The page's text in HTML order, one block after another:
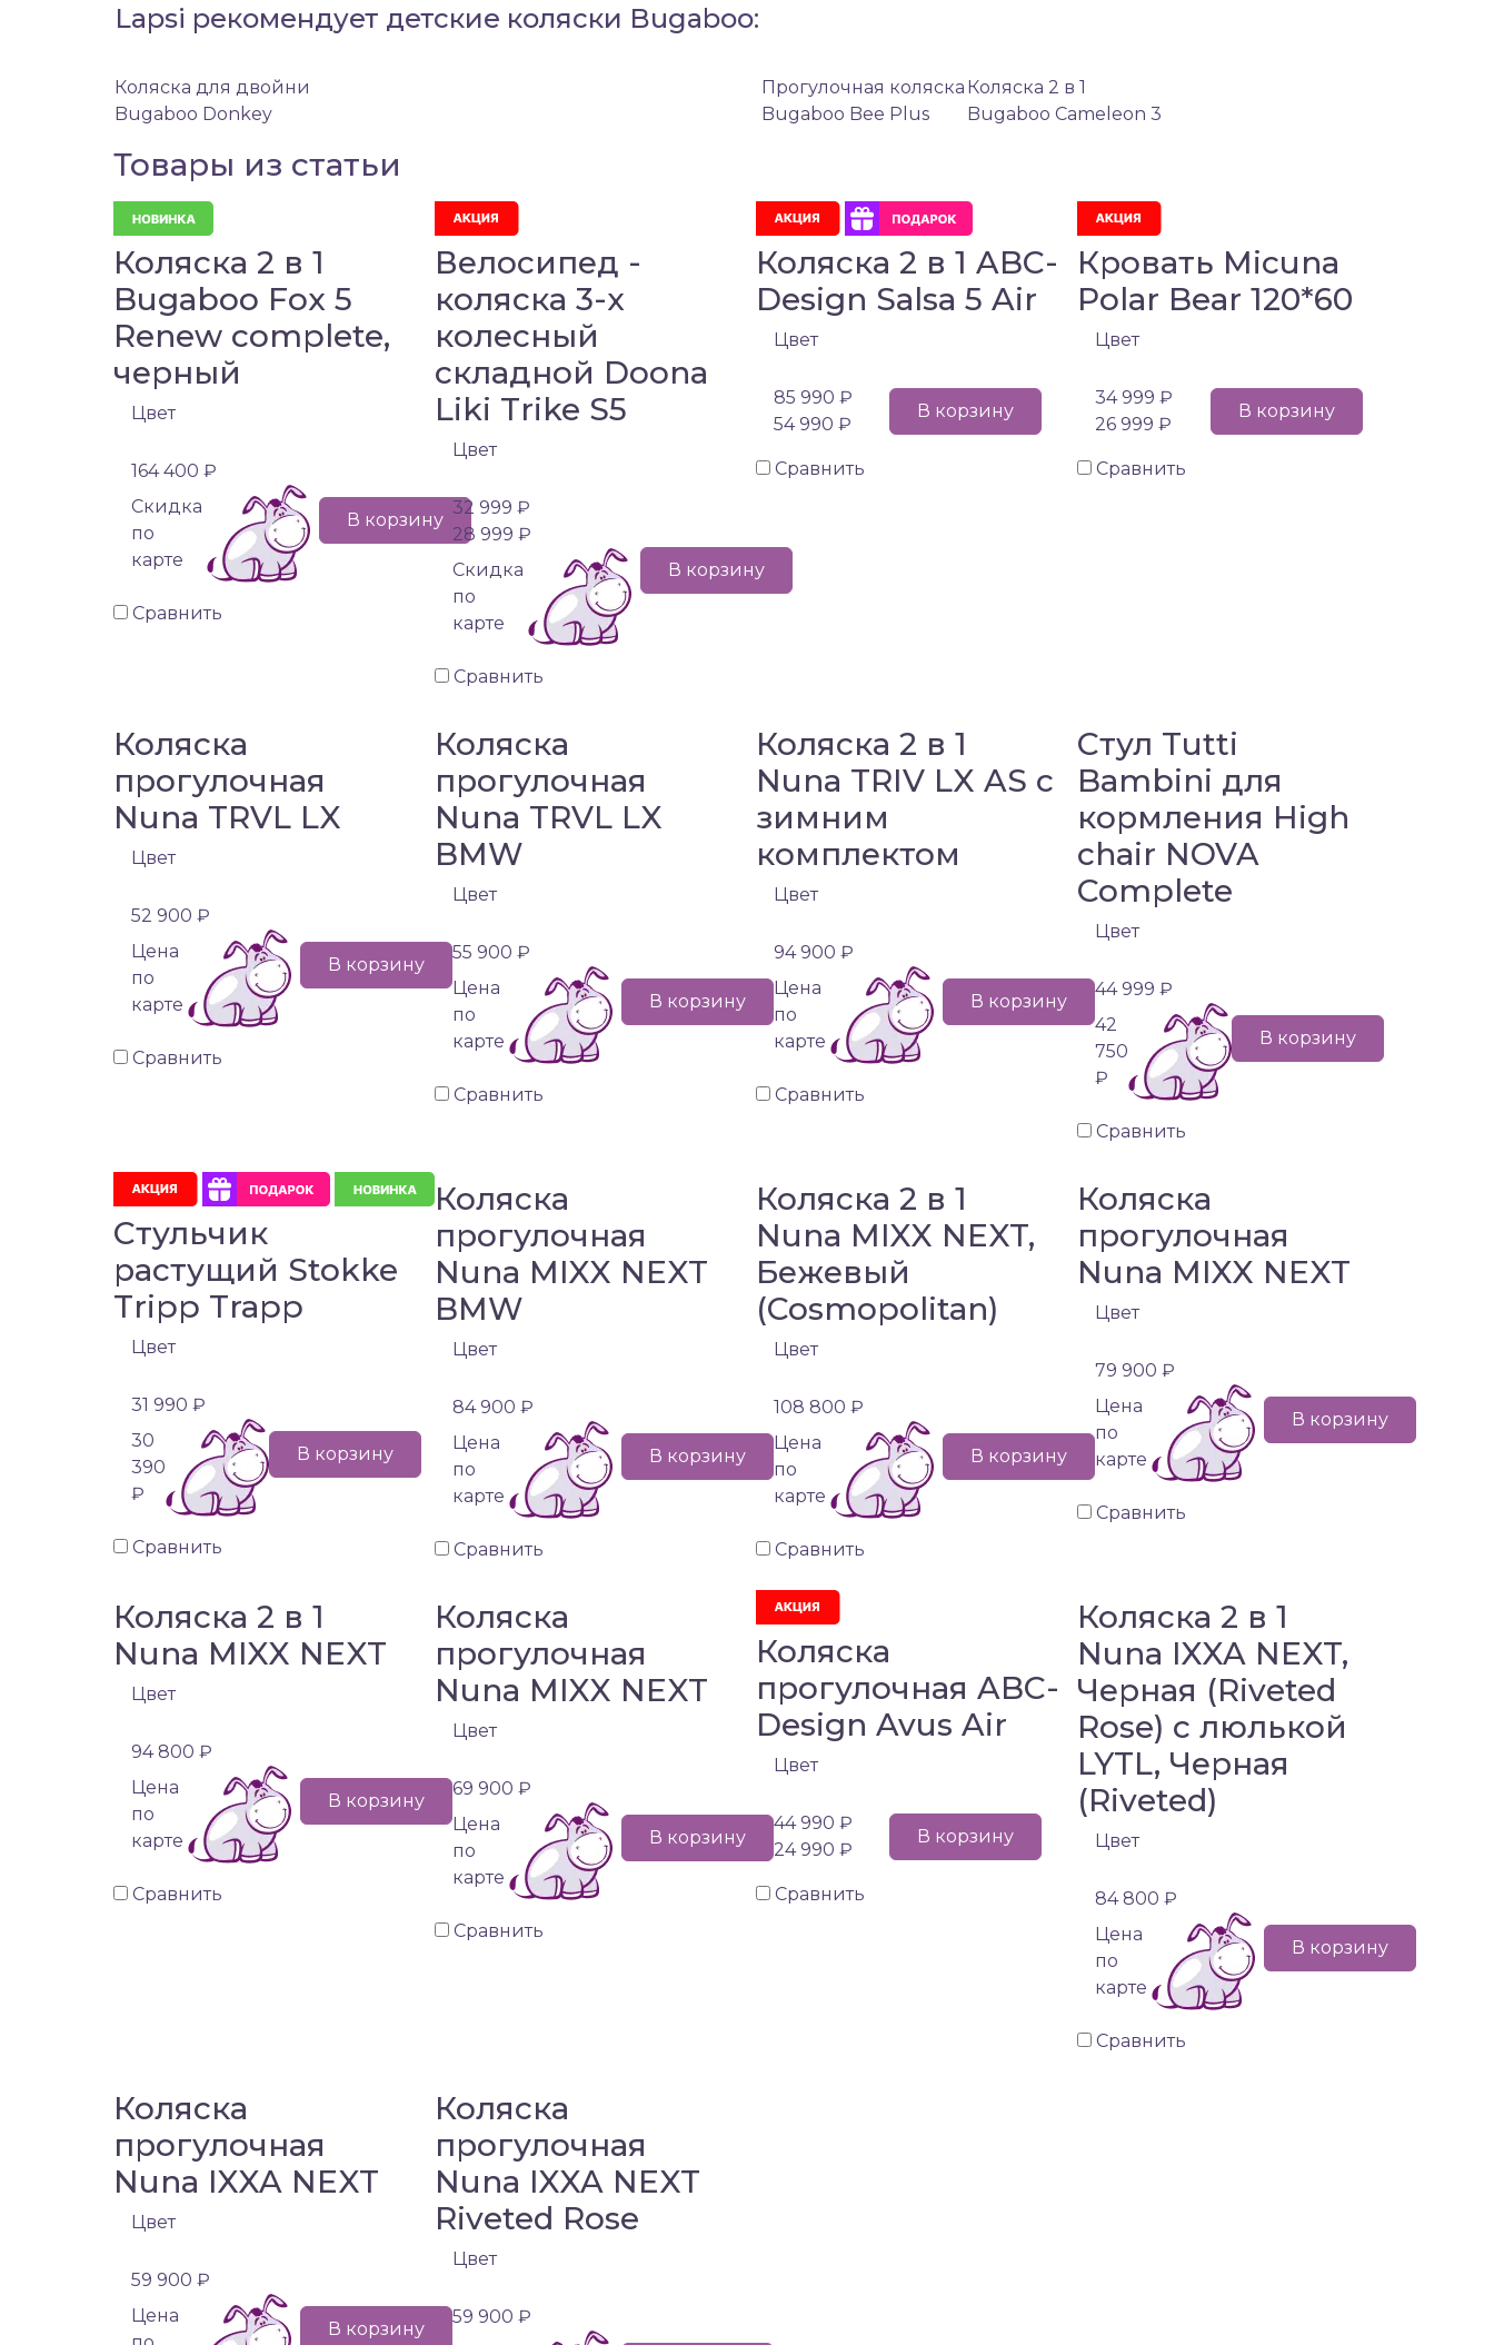
Lapsi рекомендует детские коляски Bugaboo:
Коляска для двойни
Bugaboo Donkey
Прогулочная коляска
Bugaboo Bee Plus
Коляска 2 в 1
Bugaboo Cameleon 3
Товары из статьи
Коляска 2 в 1
Bugaboo Fox 5
Renew complete,
черный
Цвет
164 400 ₽
Cкидка
по
карте
В корзину
Сравнить
Велосипед -
коляска 3-х
колесный
складной Doona
Liki Trike S5
Цвет
32 999 ₽
28 999 ₽
Cкидка
по
карте
В корзину
Сравнить
Коляска 2 в 1 ABC-
Design Salsa 5 Air
Цвет
85 990 ₽
54 990 ₽
В корзину
Сравнить
Кровать Micuna
Polar Bear 120*60
Цвет
34 999 ₽
26 999 ₽
В корзину
Сравнить
Коляска
прогулочная
Nuna TRVL LX
Цвет
52 900 ₽
Цена
по
карте
В корзину
Сравнить
Коляска
прогулочная
Nuna TRVL LX
BMW
Цвет
55 900 ₽
Цена
по
карте
В корзину
Сравнить
Коляска 2 в 1
Nuna TRIV LX AS с
зимним
комплектом
Цвет
94 900 ₽
Цена
по
карте
В корзину
Сравнить
Стул Tutti
Bambini для
кормления High
chair NOVA
Complete
Цвет
44 999 ₽
42
750
₽
В корзину
Сравнить
Стульчик
растущий Stokke
Tripp Trapp
Цвет
31 990 ₽
30
390
₽
В корзину
Сравнить
Коляска
прогулочная
Nuna MIXX NEXT
BMW
Цвет
84 900 ₽
Цена
по
карте
В корзину
Сравнить
Коляска 2 в 1
Nuna MIXX NEXT,
Бежевый
(Cosmopolitan)
Цвет
108 800 ₽
Цена
по
карте
В корзину
Сравнить
Коляска
прогулочная
Nuna MIXX NEXT
Цвет
79 900 ₽
Цена
по
карте
В корзину
Сравнить
Коляска 2 в 1
Nuna MIXX NEXT
Цвет
94 800 ₽
Цена
по
карте
В корзину
Сравнить
Коляска
прогулочная
Nuna MIXX NEXT
Цвет
69 900 ₽
Цена
по
карте
В корзину
Сравнить
Коляска
прогулочная ABC-
Design Avus Air
Цвет
44 990 ₽
24 990 ₽
В корзину
Сравнить
Коляска 2 в 1
Nuna IXXA NEXT,
Черная (Riveted
Rose) с люлькой
LYTL, Черная
(Riveted)
Цвет
84 800 ₽
Цена
по
карте
В корзину
Сравнить
Коляска
прогулочная
Nuna IXXA NEXT
Цвет
59 900 ₽
Цена
В корзину
Коляска
прогулочная
Nuna IXXA NEXT
Riveted Rose
Цвет
59 900 ₽